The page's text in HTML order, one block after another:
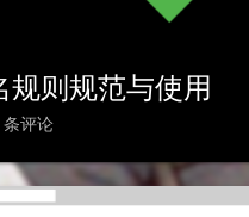
规则规范与使用
条评论